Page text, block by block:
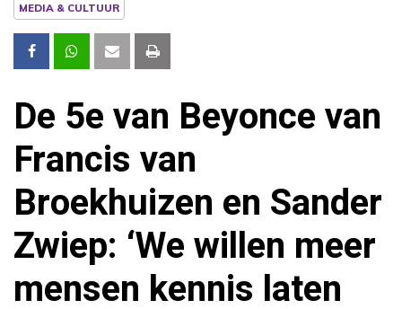
MEDIA & CULTUUR
De 5e van Beyonce van
Francis van
Broekhuizen en Sander
Zwiep: ‘We willen meer
mensen kennis laten